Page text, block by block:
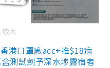
大
港口罩廠acc+推$18病
測試劑予深水埗露宿者